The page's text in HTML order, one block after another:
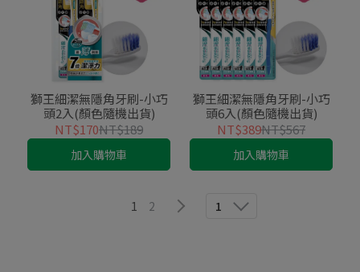
獅王細潔無隱角牙刷-小巧
頭2入(顏色隨機出貨)
NT$170NT$189
加入購物車
獅王細潔無隱角牙刷-小巧
頭6入(顏色隨機出貨)
NT$389NT$567
加入購物車
1 2 1